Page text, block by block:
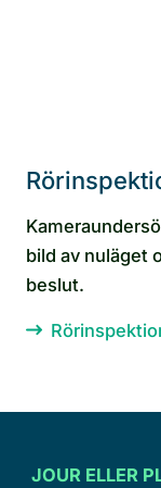
bild av nuläget
beslut.
JOUR ELLER